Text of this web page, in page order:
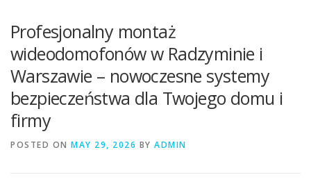
MONTAŻ WIDEDOMOFONÓW
MONTAŻU WIZJERÓW Z KAMERĄ BLOG
KONTAKT
Profesjonalny montaż
wideodomofonów w Radzyminie i
Warszawie – nowoczesne systemy
bezpieczeństwa dla Twojego domu i
firmy
POSTED ON MAY 29, 2026 BY ADMIN